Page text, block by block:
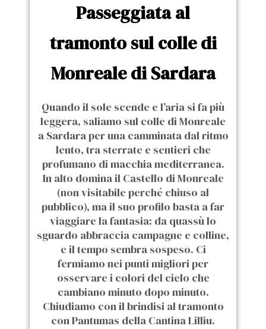
Passeggiata al
tramonto sul colle di
Monreale di Sardara
Quando il sole scende e l’aria si fa più
leggera, saliamo sul colle di Monreale
a Sardara per una camminata dal ritmo
lento, tra sterrate e sentieri che
profumano di macchia mediterranea.
In alto domina il Castello di Monreale
(non visitabile perché chiuso al
pubblico), ma il suo profilo basta a far
viaggiare la fantasia: da quassù lo
sguardo abbraccia campagne e colline,
e il tempo sembra sospeso. Ci
fermiamo nei punti migliori per
osservare i colori del cielo che
cambiano minuto dopo minuto.
Chiudiamo con il brindisi al tramonto
con Pantumas della Cantina Lilliu.